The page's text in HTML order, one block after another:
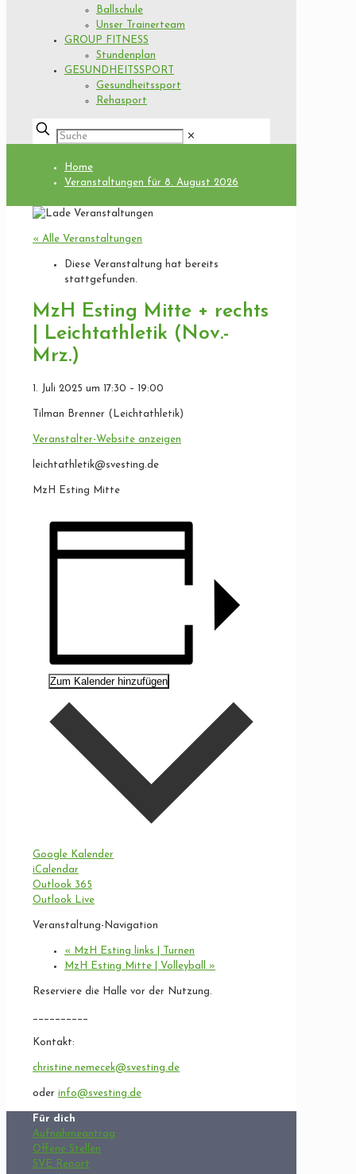
Ballschule
Unser Trainerteam
GROUP FITNESS
Stundenplan
GESUNDHEITSSPORT
Gesundheitssport
Rehasport
✕
Home
Veranstaltungen für 8. August 2026
« Alle Veranstaltungen
Diese Veranstaltung hat bereits
stattgefunden.
MzH Esting Mitte + rechts
| Leichtathletik (Nov.-
Mrz.)
1. Juli 2025 um 17:30 – 19:00
Tilman Brenner (Leichtathletik)
Veranstalter-Website anzeigen
leichtathletik@svesting.de
MzH Esting Mitte
Zum Kalender hinzufügen
Google Kalender
iCalendar
Outlook 365
Outlook Live
Veranstaltung-Navigation
« MzH Esting links | Turnen
MzH Esting Mitte | Volleyball »
Reserviere die Halle vor der Nutzung.
__________
Kontakt:
christine.nemecek@svesting.de
oder info@svesting.de
Für dich
Aufnahmeantrag
Offene Stellen
SVE Report